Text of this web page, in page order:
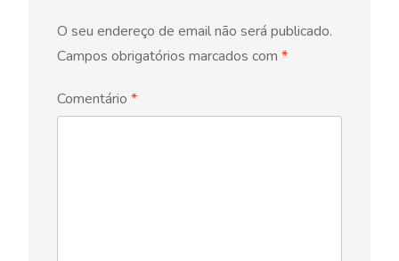
O seu endereço de email não será publicado.
Campos obrigatórios marcados com *
Comentário *